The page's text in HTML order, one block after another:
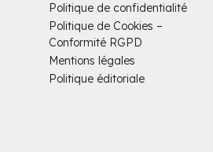
Politique de confidentialité
Politique de Cookies –
Conformité RGPD
Mentions légales
Politique éditoriale